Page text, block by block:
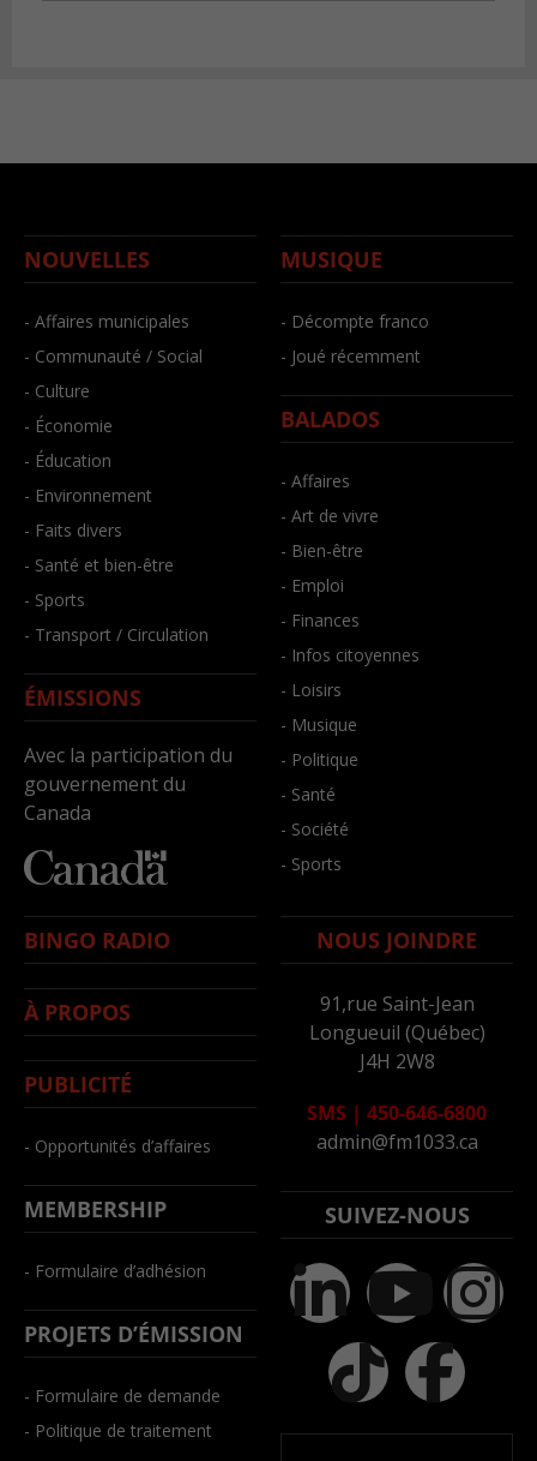
NOUVELLES
- Affaires municipales
- Communauté / Social
- Culture
- Économie
- Éducation
- Environnement
- Faits divers
- Santé et bien-être
- Sports
- Transport / Circulation
ÉMISSIONS
Avec la participation du
gouvernement du
Canada
MUSIQUE
- Décompte franco
- Joué récemment
BALADOS
- Affaires
- Art de vivre
- Bien-être
- Emploi
- Finances
- Infos citoyennes
- Loisirs
- Musique
- Politique
- Santé
- Société
- Sports
BINGO RADIO
À PROPOS
PUBLICITÉ
- Opportunités d’affaires
MEMBERSHIP
- Formulaire d’adhésion
PROJETS D’ÉMISSION
- Formulaire de demande
- Politique de traitement
NOUS JOINDRE
91,rue Saint-Jean
Longueuil (Québec)
J4H 2W8
SMS | 450-646-6800
admin@fm1033.ca
SUIVEZ-NOUS